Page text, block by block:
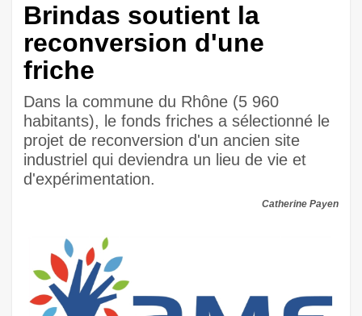
Brindas soutient la
reconversion d'une
friche
Dans la commune du Rhône (5 960
habitants), le fonds friches a sélectionné le
projet de reconversion d'un ancien site
industriel qui deviendra un lieu de vie et
d'expérimentation.
Catherine Payen